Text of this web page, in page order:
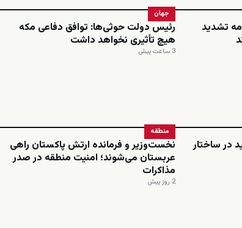
تشدید
جهان
رئیس دولت حوثی‌ها: توافق دفاعی مکه
هیچ تأثیری نخواهد داشت
3 ساعت پیش
در ساختار
منطقه
نخست‌وزیر و فرمانده ارتش پاکستان راهی
عربستان می‌شوند؛ امنیت منطقه در صدر
مذاکرات
2 روز پیش